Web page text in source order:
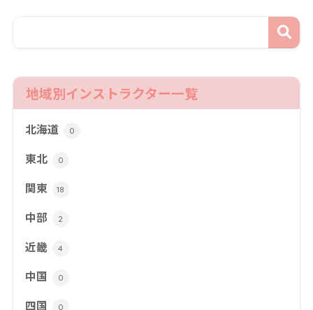
地域別インストラクター一覧
北海道 0
東北 0
関東 18
中部 2
近畿 4
中国 0
四国 0